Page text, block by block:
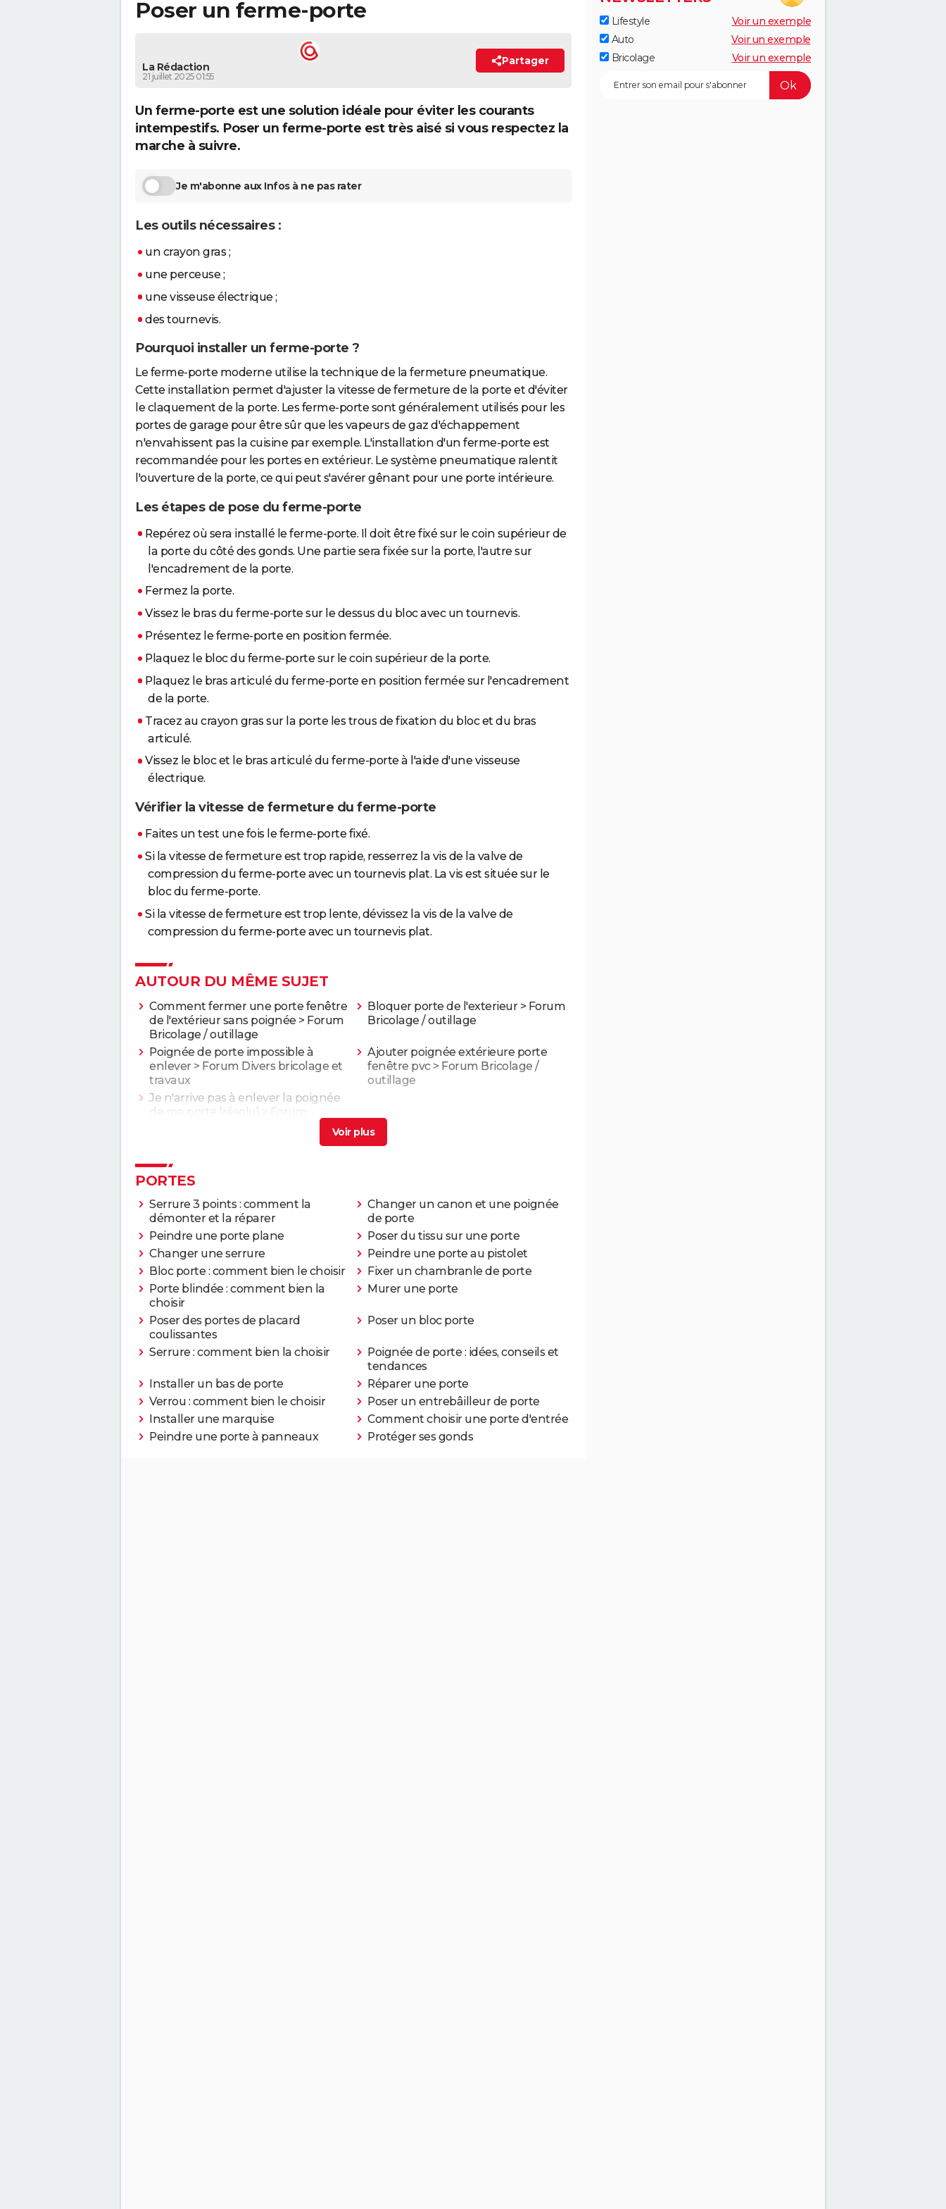
Poser un ferme-porte
La Rédaction
21 juillet 2025 01:55
Partager
Un ferme-porte est une solution idéale pour éviter les courants
intempestifs. Poser un ferme-porte est très aisé si vous respectez la
marche à suivre.
Je m'abonne aux Infos à ne pas rater
Les outils nécessaires :
un crayon gras ;
une perceuse ;
une visseuse électrique ;
des tournevis.
Pourquoi installer un ferme-porte ?
Le ferme-porte moderne utilise la technique de la fermeture pneumatique.
Cette installation permet d'ajuster la vitesse de fermeture de la porte et d'éviter
le claquement de la porte. Les ferme-porte sont généralement utilisés pour les
portes de garage pour être sûr que les vapeurs de gaz d'échappement
n'envahissent pas la cuisine par exemple. L'installation d'un ferme-porte est
recommandée pour les portes en extérieur. Le système pneumatique ralentit
l'ouverture de la porte, ce qui peut s'avérer gênant pour une porte intérieure.
Les étapes de pose du ferme-porte
Repérez où sera installé le ferme-porte. Il doit être fixé sur le coin supérieur de
la porte du côté des gonds. Une partie sera fixée sur la porte, l'autre sur
l'encadrement de la porte.
Fermez la porte.
Vissez le bras du ferme-porte sur le dessus du bloc avec un tournevis.
Présentez le ferme-porte en position fermée.
Plaquez le bloc du ferme-porte sur le coin supérieur de la porte.
Plaquez le bras articulé du ferme-porte en position fermée sur l'encadrement
de la porte.
Tracez au crayon gras sur la porte les trous de fixation du bloc et du bras
articulé.
Vissez le bloc et le bras articulé du ferme-porte à l'aide d'une visseuse
électrique.
Vérifier la vitesse de fermeture du ferme-porte
Faites un test une fois le ferme-porte fixé.
Si la vitesse de fermeture est trop rapide, resserrez la vis de la valve de
compression du ferme-porte avec un tournevis plat. La vis est située sur le
bloc du ferme-porte.
Si la vitesse de fermeture est trop lente, dévissez la vis de la valve de
compression du ferme-porte avec un tournevis plat.
AUTOUR DU MÊME SUJET
Comment fermer une porte fenêtre
de l'extérieur sans poignée > Forum
Bricolage / outillage
Bloquer porte de l'exterieur> Forum
Bricolage / outillage
Poignée de porte impossible à
enlever> Forum Divers bricolage et
travaux
Ajouter poignée extérieure porte
fenêtre pvc> Forum Bricolage /
outillage
Je n'arrive pas à enlever la poignée
de ma porte
[résolu] >
Forum
PORTES
Serrure 3 points : comment la
démonter et la réparer
Changer un canon et une poignée
de porte
Peindre une porte plane
Poser du tissu sur une porte
Changer une serrure
Peindre une porte au pistolet
Bloc porte : comment bien le choisir
Fixer un chambranle de porte
Porte blindée : comment bien la
choisir
Murer une porte
Poser des portes de placard
coulissantes
Poser un bloc porte
Serrure : comment bien la choisir
Poignée de porte : idées, conseils et
tendances
Installer un bas de porte
Réparer une porte
Verrou : comment bien le choisir
Poser un entrebâilleur de porte
Installer une marquise
Comment choisir une porte d'entrée
Peindre une porte à panneaux
Protéger ses gonds
Lifestyle
Voir un exemple
Auto
Voir un exemple
Bricolage
Voir un exemple